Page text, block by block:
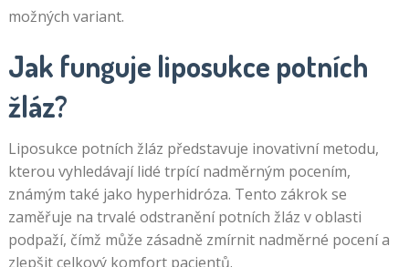
možných variant.
Jak funguje liposukce potních
žláz?
Liposukce potních žláz představuje inovativní metodu,
kterou vyhledávají lidé trpící nadměrným pocením,
známým také jako hyperhidróza. Tento zákrok se
zaměřuje na trvalé odstranění potních žláz v oblasti
podpaží, čímž může zásadně zmírnit nadměrné pocení a
zlepšit celkový komfort pacientů.